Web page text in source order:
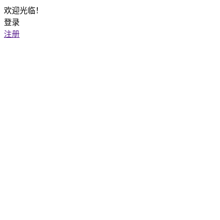
欢迎光临！
登录
注册